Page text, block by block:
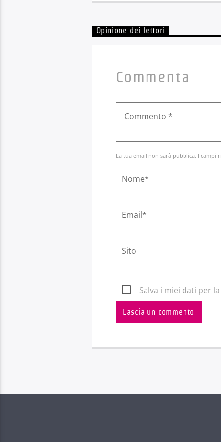
Opinione dei lettori
Commenta
La tua email non sarà pubblica. I campi
Salva i miei dati per